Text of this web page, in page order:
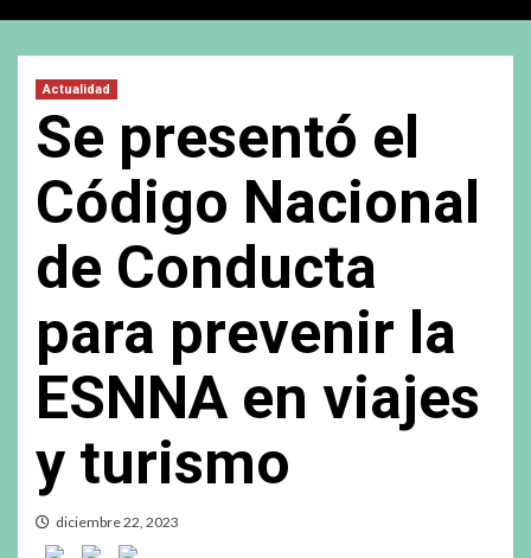
Actualidad
Se presentó el
Código Nacional
de Conducta
para prevenir la
ESNNA en viajes
y turismo
diciembre 22, 2023